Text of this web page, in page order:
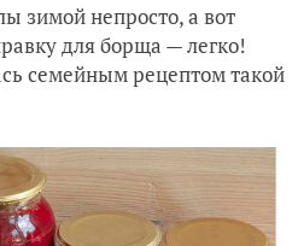
зимой непросто, а вот
для борща — легко!
семейным рецептом такой